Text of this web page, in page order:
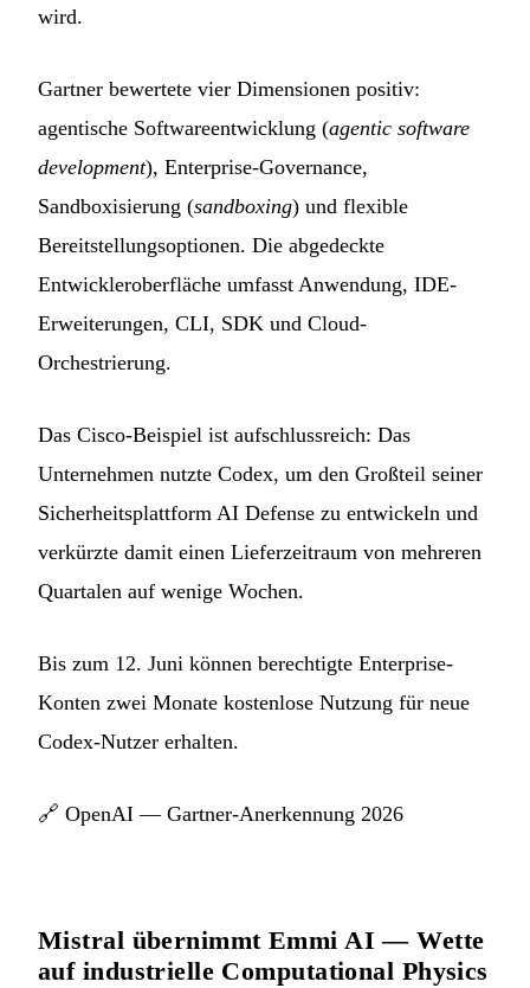
wird.
Gartner bewertete vier Dimensionen positiv:
agentische Softwareentwicklung (agentic software
development), Enterprise-Governance,
Sandboxisierung (sandboxing) und flexible
Bereitstellungsoptionen. Die abgedeckte
Entwickleroberfläche umfasst Anwendung, IDE-
Erweiterungen, CLI, SDK und Cloud-
Orchestrierung.
Das Cisco-Beispiel ist aufschlussreich: Das
Unternehmen nutzte Codex, um den Großteil seiner
Sicherheitsplattform AI Defense zu entwickeln und
verkürzte damit einen Lieferzeitraum von mehreren
Quartalen auf wenige Wochen.
Bis zum 12. Juni können berechtigte Enterprise-
Konten zwei Monate kostenlose Nutzung für neue
Codex-Nutzer erhalten.
🔗 OpenAI — Gartner-Anerkennung 2026
Mistral übernimmt Emmi AI — Wette
auf industrielle Computational Physics